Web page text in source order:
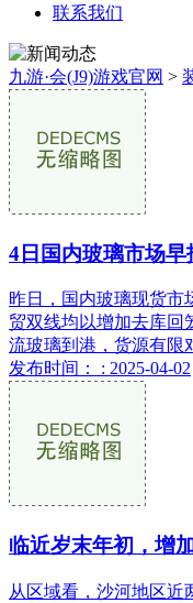
联系我们
九游·会(J9)游戏官网 >
4日国内玻璃市场早
昨日，国内玻璃现货市
贸双线均以增加去库回
流玻璃到港，货源有限
发布时间： : 2025-04-02
临近岁末年初，增
从区域看，沙河地区近